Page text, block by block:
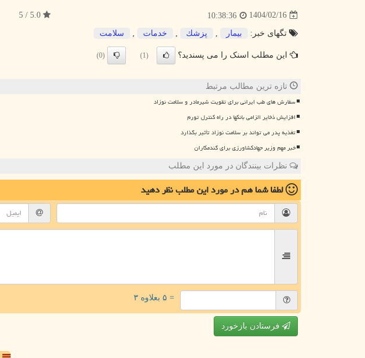
1404/02/16
10:38:36
5.0 / 5
تگهای خبر: بیمار پزشك خدمات سلامت
این مطلب اسنک را می پسندید؟ (1)
(0)
تازه ترین مطالب مرتبط
سفارش های طب ایرانی برای تقویت شیرمادر و سلامت نوزاد
افزایش ذخایر الزامی بانکها در راه کنترل تورم
تغذیه پدر می تواند بر سلامت نوزاد تأثیر بگذارد
خبر مهم وزیر جهادکشاورزی برای گندمکاران
نظرات بینندگان در مورد این مطلب
لطفا شما همدر مورد این مطلبنظر دهید
= ۵ بعلاوه ۳
فرستادن بازخورد